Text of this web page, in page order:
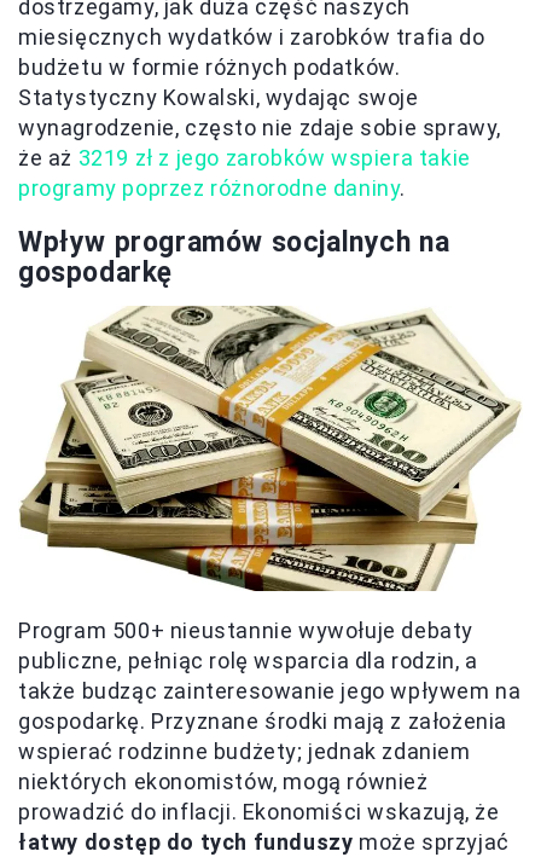
dostrzegamy, jak duża część naszych
miesięcznych wydatków i zarobków trafia do
budżetu w formie różnych podatków.
Statystyczny Kowalski, wydając swoje
wynagrodzenie, często nie zdaje sobie sprawy,
że aż 3219 zł z jego zarobków wspiera takie
programy poprzez różnorodne daniny.
Wpływ programów socjalnych na
gospodarkę
Program 500+ nieustannie wywołuje debaty
publiczne, pełniąc rolę wsparcia dla rodzin, a
także budząc zainteresowanie jego wpływem na
gospodarkę. Przyznane środki mają z założenia
wspierać rodzinne budżety; jednak zdaniem
niektórych ekonomistów, mogą również
prowadzić do inflacji. Ekonomiści wskazują, że
łatwy dostęp do tych funduszy może sprzyjać